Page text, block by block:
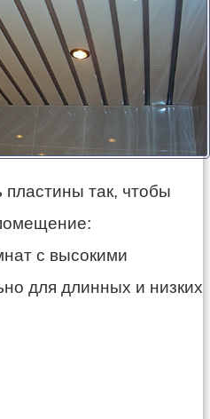
так, чтобы
с высокими
для длинных и низких